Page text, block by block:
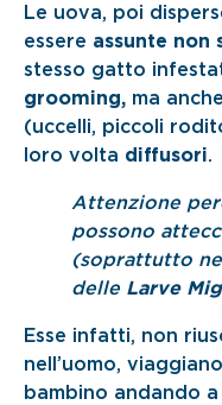
Le uova, poi
essere assunte
stesso gatto
grooming, ma
(uccelli, piccoli
loro volta diffusori.
Attenzione
possono
(soprattutto
delle Larve
Esse infatti, non
nell’uomo,
bambino andando